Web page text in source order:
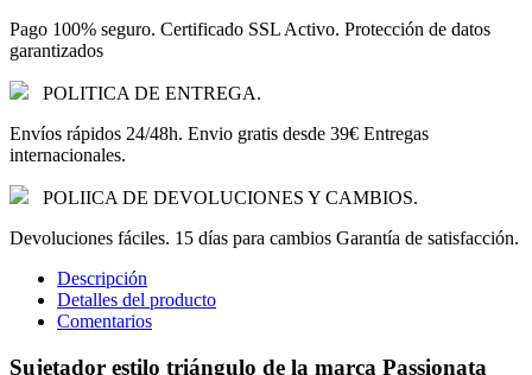
Pago 100% seguro. Certificado SSL Activo. Protección de datos
garantizados
POLITICA DE ENTREGA.
Envíos rápidos 24/48h. Envio gratis desde 39€ Entregas
internacionales.
POLIICA DE DEVOLUCIONES Y CAMBIOS.
Devoluciones fáciles. 15 días para cambios Garantía de satisfacción.
Descripción
Detalles del producto
Comentarios
Sujetador estilo triángulo de la marca Passionata